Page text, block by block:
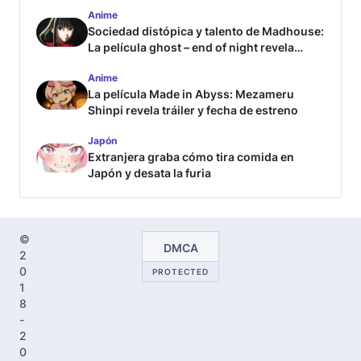
Anime
Sociedad distópica y talento de Madhouse:
La película ghost – end of night revela
Anime
La película Made in Abyss: Mezameru
Shinpi revela tráiler y fecha de estreno
Japón
Extranjera graba cómo tira comida en
Japón y desata la furia
©
2
0
1
8
-
2
0
DMCA
PROTECTED